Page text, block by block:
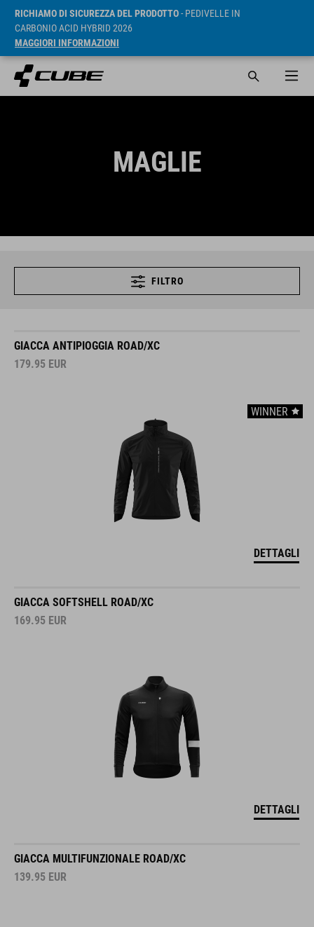
RICHIAMO DI SICUREZZA DEL PRODOTTO- PEDIVELLE IN
CARBONIO ACID HYBRID 2026
MAGGIORI INFORMAZIONI
MAGLIE
FILTRO
GIACCA ANTIPIOGGIA ROAD/XC
179.95 EUR
WINNER
DETTAGLI
GIACCA SOFTSHELL ROAD/XC
169.95 EUR
DETTAGLI
GIACCA MULTIFUNZIONALE ROAD/XC
139.95 EUR